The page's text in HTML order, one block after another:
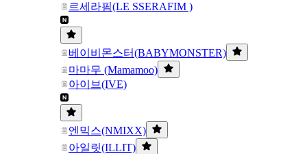
르세라핌(LE SSERAFIM )
베이비몬스터(BABYMONSTER)
마마무 (Mamamoo)
아이브(IVE)
엔믹스(NMIXX)
아일릿(ILLIT)